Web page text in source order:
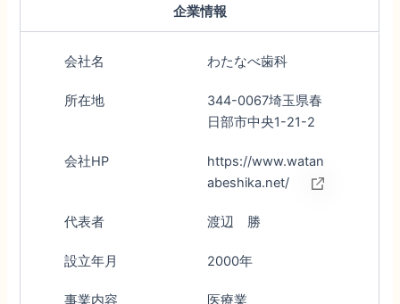
企業情報
会社名 わたなべ歯科
所在地
344-0067埼玉県春
日部市中央1-21-2
会社HP
https://www.watan
abeshika.net/
代表者 渡辺 勝
設立年月 2000年